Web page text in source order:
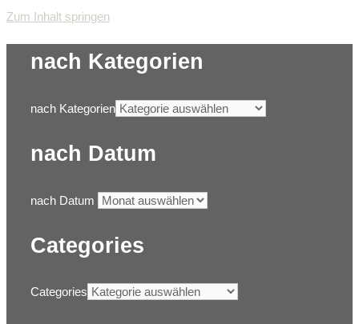
Zum Inhalt springen
nach Kategorien
nach Kategorien
nach Datum
nach Datum
Categories
Categories